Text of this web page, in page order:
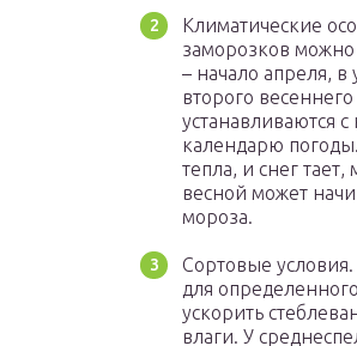
Климатические
заморозков можно
– начало апреля,
второго
устанавливаются
календарю погоды.
тепла, и снег
весной может
мороза.
Сортовые
для
ускорить
влаги. У